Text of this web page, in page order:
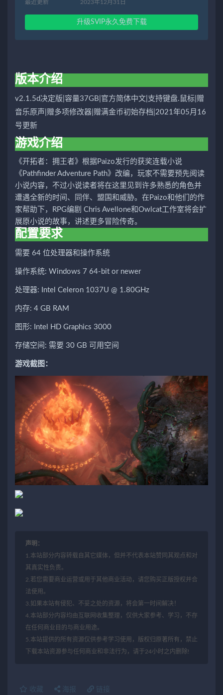
最近更新 2023年12月31日
升级SVIP永久免费下载
版本介绍
v2.1.5d决定版|容量37GB|官方简体中文|支持键盘.鼠标|赠
音乐原声|赠多项修改器|赠满金币初始存档|2021年05月16
号更新
游戏介绍
《开拓者：拥王者》根据Paizo发行的获奖连载小说
《Pathfinder Adventure Path》改编，玩家不需要预先阅读
小说内容，不过小说读者将在这里见到许多熟悉的角色并
遭遇全新的时间、同伴、盟国和威胁。在Paizo和他们的作
家帮助下，RPG编剧 Chris Avellone和Owlcat工作室将会扩
展原小说的故事，讲述更多冒险传奇。
配置要求
需要 64 位处理器和操作系统
操作系统: Windows 7 64-bit or newer
处理器: Intel Celeron 1037U @ 1.80GHz
内存: 4 GB RAM
图形: Intel HD Graphics 3000
存储空间: 需要 30 GB 可用空间
游戏截图：
声明：
1.本站部分内容转载自其它媒体，但并不代表本站赞同其观点和对
其真实性负责。
2.若您需要商业运营或用于其他商业活动，请您购买正版授权并合
法使用。
3.如果本站有侵犯、不妥之处的资源，将会第一时间解决！
4.本站部分内容均由互联网收集整理，仅供大家参考、学习，不存
在任何商业目的与商业用途。
5.本站提供的所有资源仅供参考学习使用，版权归原著所有，禁止
下载本站资源参与任何商业和非法行为，请于24小时之内删除!
收藏 海报 链接